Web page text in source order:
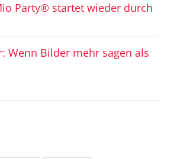
Party® startet wieder durch
Wenn Bilder mehr sagen als